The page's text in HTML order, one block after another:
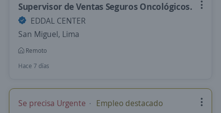
Supervisor de Ventas Seguros Oncológicos.
EDDAL CENTER
San Miguel, Lima
Remoto
Hace 7 días
Se precisa Urgente Empleo destacado